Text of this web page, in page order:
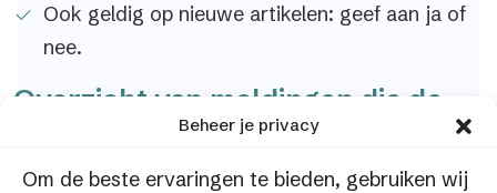
Beheer je privacy
Om de beste ervaringen te bieden, gebruiken wij
Ook geldig op nieuwe artikelen: geef aan ja of
nee.
Overzicht van meldingen die de
klant ontvangt bij het inwisselen
van een voucher.